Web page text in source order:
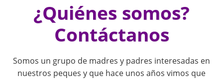
¿Quiénes somos?
Contáctanos
Somos un grupo de madres y padres interesadas en
nuestros peques y que hace unos años vimos que